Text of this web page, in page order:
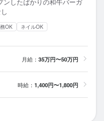
OK
ネイルOK
月給： 35万円〜50万円
時給： 1,400円〜1,800円